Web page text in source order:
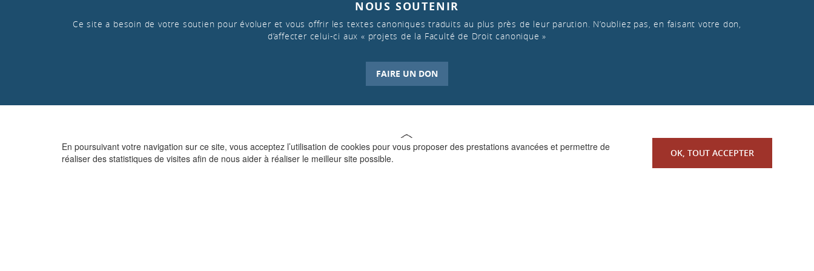
En poursuivant votre navigation sur ce site, vous acceptez l’utilisation de cookies pour vous proposer des prestations avancées et permettre de
réaliser des statistiques de visites afin de nous aider à réaliser le meilleur site possible.
OK, TOUT ACCEPTER
NOUS SOUTENIR
Ce site a besoin de votre soutien pour évoluer et vous offrir les textes canoniques traduits au plus près de leur parution. N’oubliez pas, en faisant votre don,
d’affecter celui-ci aux « projets de la Faculté de Droit canonique »
FAIRE UN DON